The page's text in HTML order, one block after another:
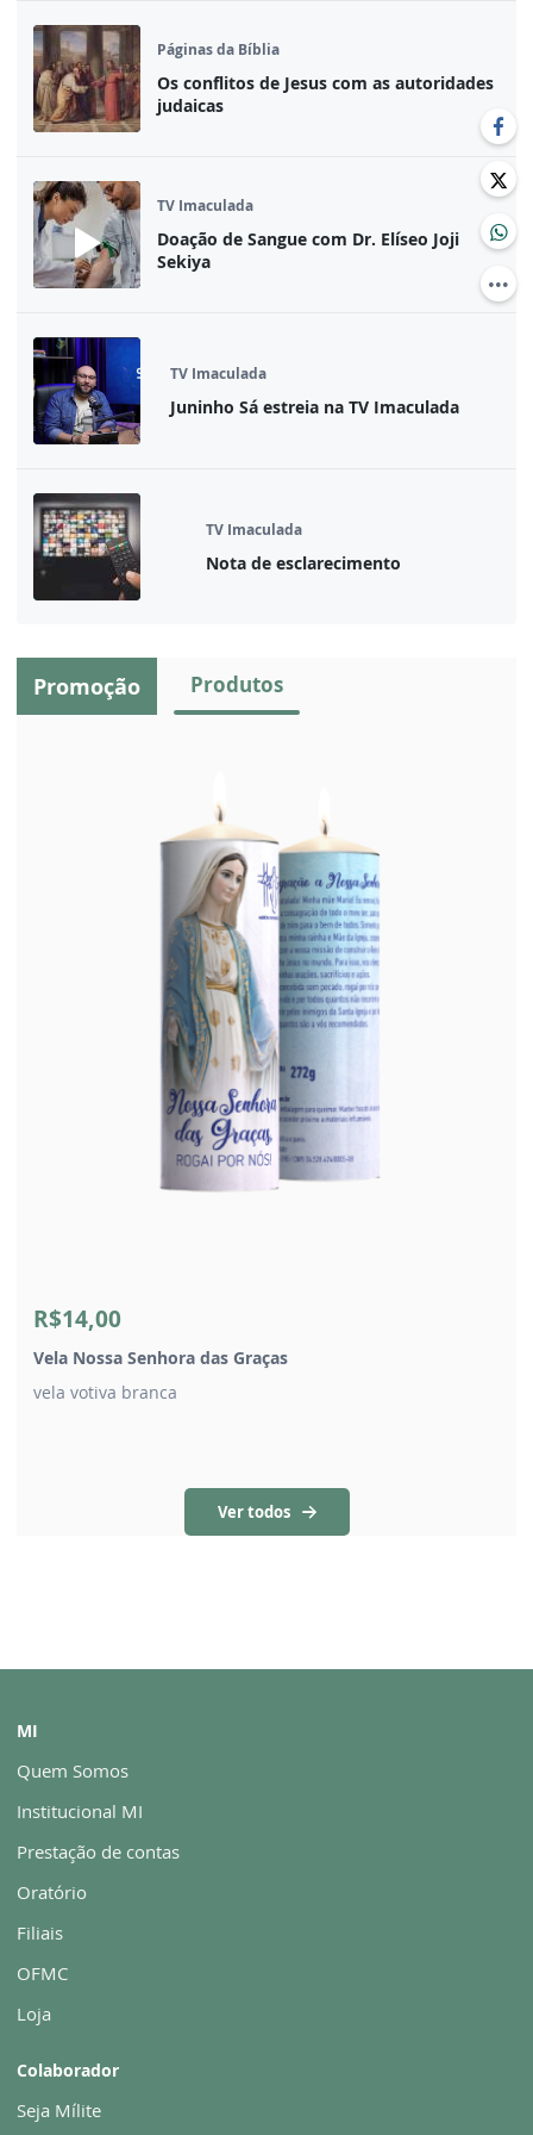
Páginas da Bíblia
Os conflitos de Jesus com as autoridades
judaicas
TV Imaculada
Doação de Sangue com Dr. Elíseo Joji
Sekiya
TV Imaculada
Juninho Sá estreia na TV Imaculada
TV Imaculada
Nota de esclarecimento
Promoção Produtos
R$14,00
Vela Nossa Senhora das Graças
vela votiva branca
Ver todos
MI
Quem Somos
Institucional MI
Prestação de contas
Oratório
Filiais
OFMC
Loja
Colaborador
Seja Mílite